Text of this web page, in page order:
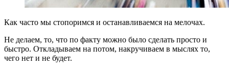
Как часто мы стопоримся и останавливаемся на мелочах.
Не делаем, то, что по факту можно было сделать просто и
быстро. Откладываем на потом, накручиваем в мыслях то,
чего нет и не будет.